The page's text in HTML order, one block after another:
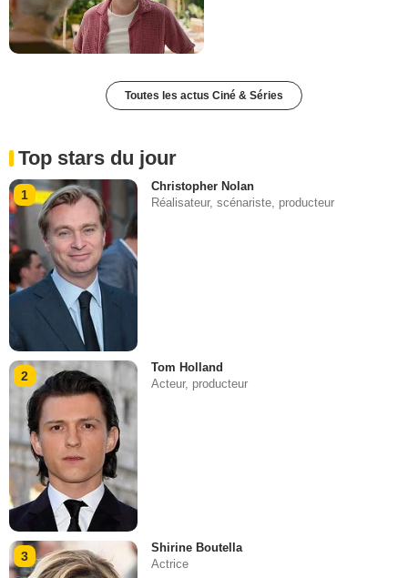
Toutes les actus Ciné & Séries
Top stars du jour
1
Christopher Nolan
Réalisateur, scénariste, producteur
2
Tom Holland
Acteur, producteur
3
Shirine Boutella
Actrice